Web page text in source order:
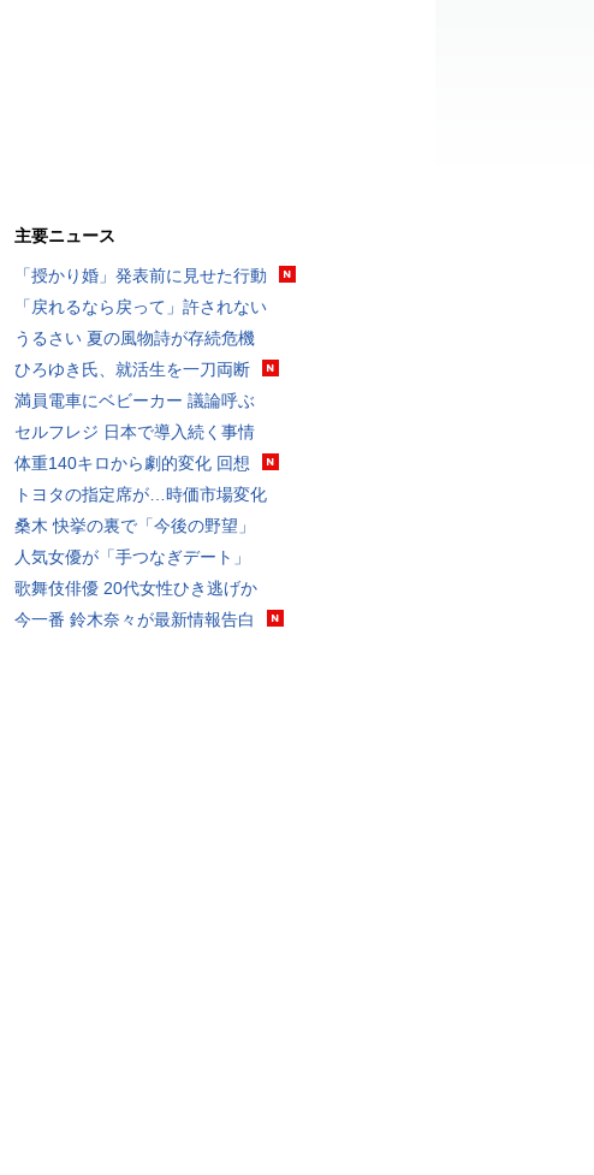
主要ニュース
「授かり婚」発表前に見せた行動
「戻れるなら戻って」許されない
うるさい 夏の風物詩が存続危機
ひろゆき氏、就活生を一刀両断
満員電車にベビーカー 議論呼ぶ
セルフレジ 日本で導入続く事情
体重140キロから劇的変化 回想
トヨタの指定席が…時価市場変化
桑木 快挙の裏で「今後の野望」
人気女優が「手つなぎデート」
歌舞伎俳優 20代女性ひき逃げか
今一番 鈴木奈々が最新情報告白